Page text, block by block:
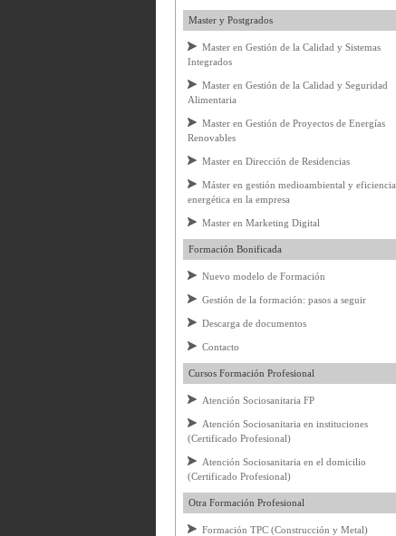
Master y Postgrados
Master en Gestión de la Calidad y Sistemas
Integrados
Master en Gestión de la Calidad y Seguridad
Alimentaria
Master en Gestión de Proyectos de Energías
Renovables
Master en Dirección de Residencias
Máster en gestión medioambiental y eficiencia
energética en la empresa
Master en Marketing Digital
Formación Bonificada
Nuevo modelo de Formación
Gestión de la formación: pasos a seguir
Descarga de documentos
Contacto
Cursos Formación Profesional
Atención Sociosanitaria FP
Atención Sociosanitaria en instituciones
(Certificado Profesional)
Atención Sociosanitaria en el domicilio
(Certificado Profesional)
Otra Formación Profesional
Formación TPC (Construcción y Metal)